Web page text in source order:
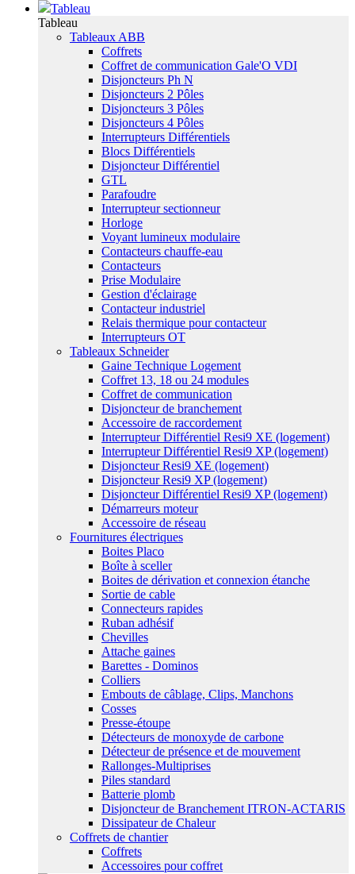
Tableau
Tableau
Tableaux ABB
Coffrets
Coffret de communication Gale'O VDI
Disjoncteurs Ph N
Disjoncteurs 2 Pôles
Disjoncteurs 3 Pôles
Disjoncteurs 4 Pôles
Interrupteurs Différentiels
Blocs Différentiels
Disjoncteur Différentiel
GTL
Parafoudre
Interrupteur sectionneur
Horloge
Voyant lumineux modulaire
Contacteurs chauffe-eau
Contacteurs
Prise Modulaire
Gestion d'éclairage
Contacteur industriel
Relais thermique pour contacteur
Interrupteurs OT
Tableaux Schneider
Gaine Technique Logement
Coffret 13, 18 ou 24 modules
Coffret de communication
Disjoncteur de branchement
Accessoire de raccordement
Interrupteur Différentiel Resi9 XE (logement)
Interrupteur Différentiel Resi9 XP (logement)
Disjoncteur Resi9 XE (logement)
Disjoncteur Resi9 XP (logement)
Disjoncteur Différentiel Resi9 XP (logement)
Démarreurs moteur
Accessoire de réseau
Fournitures électriques
Boites Placo
Boîte à sceller
Boites de dérivation et connexion étanche
Sortie de cable
Connecteurs rapides
Ruban adhésif
Chevilles
Attache gaines
Barettes - Dominos
Colliers
Embouts de câblage, Clips, Manchons
Cosses
Presse-étoupe
Détecteurs de monoxyde de carbone
Détecteur de présence et de mouvement
Rallonges-Multiprises
Piles standard
Batterie plomb
Disjoncteur de Branchement ITRON-ACTARIS
Dissipateur de Chaleur
Coffrets de chantier
Coffrets
Accessoires pour coffret